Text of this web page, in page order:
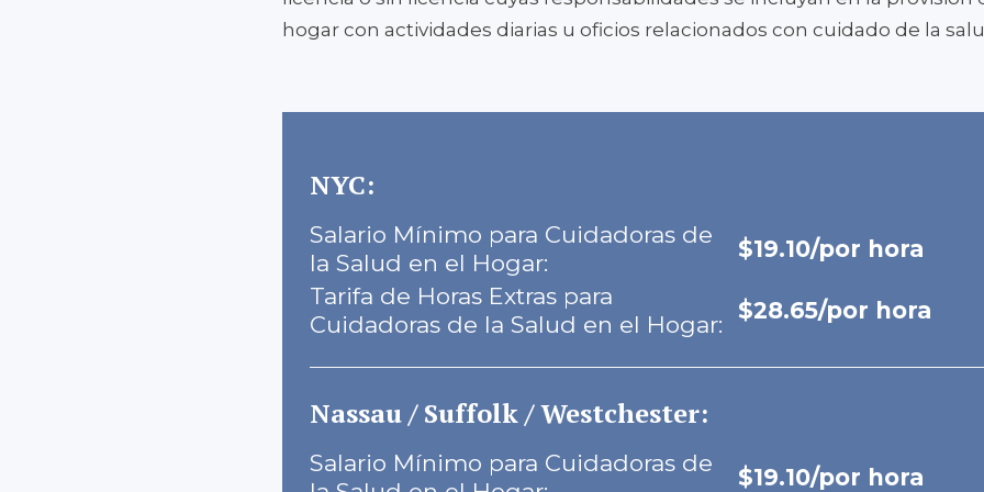
hogar con actividades diarias u oficios relacionados con cuidado de la
NYC:
Salario Mínimo para Cuidadoras de
la Salud en el Hogar:
$19.10/por hora
Tarifa de Horas Extras para
Cuidadoras de la Salud en el Hogar:
$28.65/por hora
Nassau / Suffolk / Westchester:
Salario Mínimo para Cuidadoras de
$19.10/por hora